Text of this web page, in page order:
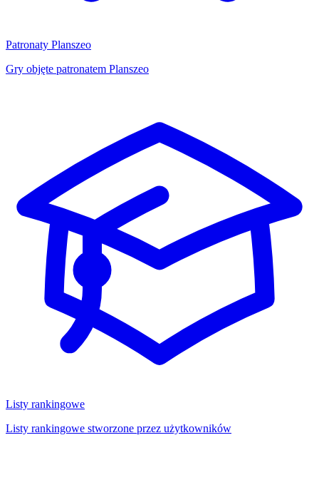
Patronaty Planszeo
Gry objęte patronatem Planszeo
Listy rankingowe
Listy rankingowe stworzone przez użytkowników